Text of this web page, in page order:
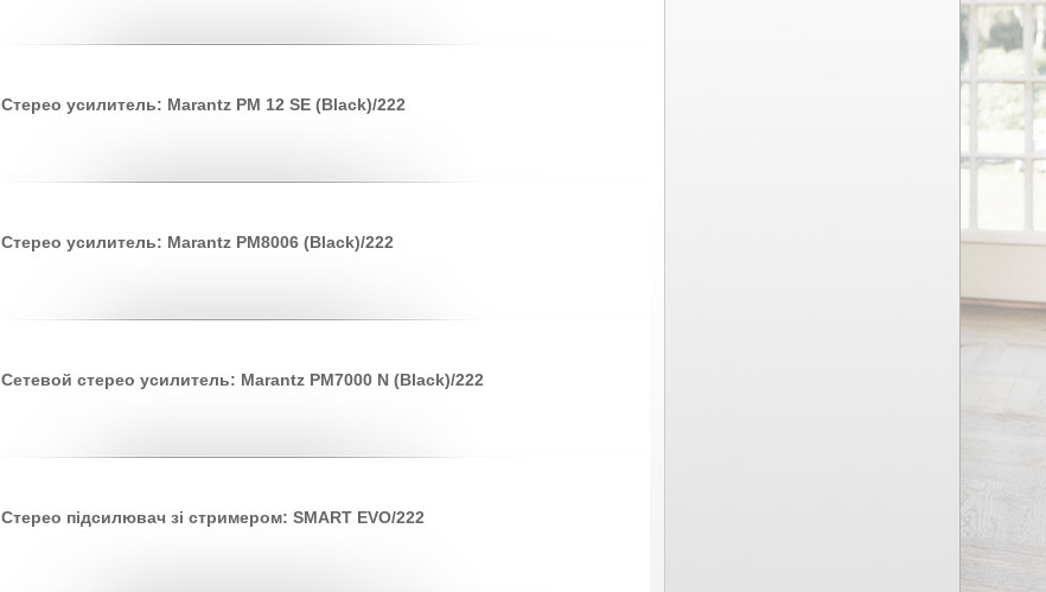
Стерео усилитель: Marantz PM 12 SE (Black)/222
Стерео усилитель: Marantz PM8006 (Black)/222
Сетевой стерео усилитель: Marantz PM7000 N (Black)/222
Стерео підсилювач зі стримером: SMART EVO/222